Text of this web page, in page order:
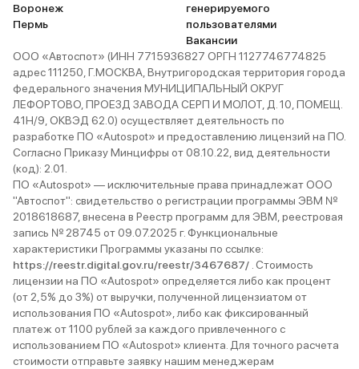
Воронеж
Пермь
генерируемого
пользователями
Вакансии
ООО «Автоспот» (ИНН 7715936827 ОРГН 1127746774825
адрес 111250, Г.МОСКВА, Внутригородская территория города
федерального значения МУНИЦИПАЛЬНЫЙ ОКРУГ
ЛЕФОРТОВО, ПРОЕЗД ЗАВОДА СЕРП И МОЛОТ, Д. 10, ПОМЕЩ.
41Н/9, ОКВЭД 62.0) осуществляет деятельность по
разработке ПО «Autospot» и предоставлению лицензий на ПО.
Согласно Приказу Минцифры от 08.10.22, вид деятельности
(код): 2.01.
ПО «Autospot» — исключительные права принадлежат ООО
"Автоспот": свидетельство о регистрации программы ЭВМ №
2018618687, внесена в Реестр программ для ЭВМ, реестровая
запись № 28745 от 09.07.2025 г. Функциональные
характеристики Программы указаны по ссылке:
https://reestr.digital.gov.ru/reestr/3467687/ . Стоимость
лицензии на ПО «Autospot» определяется либо как процент
(от 2,5% до 3%) от выручки, полученной лицензиатом от
использования ПО «Autospot», либо как фиксированный
платеж от 1100 рублей за каждого привлеченного с
использованием ПО «Autospot» клиента. Для точного расчета
стоимости отправьте заявку нашим менеджерам